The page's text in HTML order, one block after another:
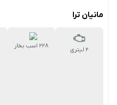
مانیان ترا
2 لیتری 228 اسب بخار